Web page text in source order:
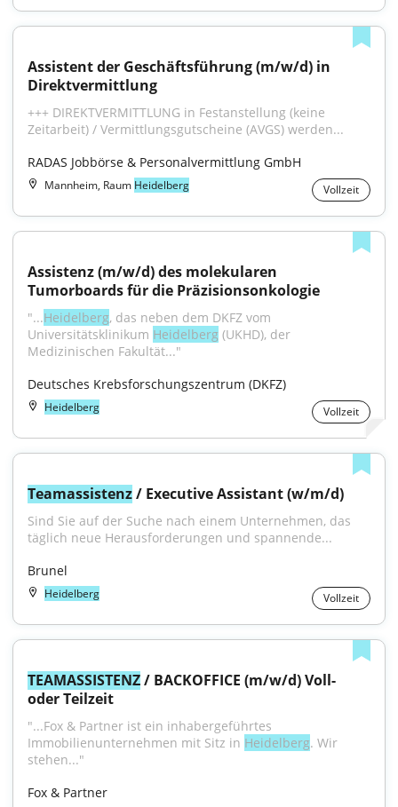
Assistent der Geschäftsführung (m/w/d) in
Direktvermittlung
+++ DIREKTVERMITTLUNG in Festanstellung (keine
Zeitarbeit) / Vermittlungsgutscheine (AVGS) werden...
RADAS Jobbörse & Personalvermittlung GmbH
Mannheim, Raum Heidelberg Vollzeit
Assistenz (m/w/d) des molekularen
Tumorboards für die Präzisionsonkologie
"...Heidelberg, das neben dem DKFZ vom
Universitätsklinikum Heidelberg (UKHD), der
Medizinischen Fakultät..."
Deutsches Krebsforschungszentrum (DKFZ)
Heidelberg Vollzeit
Teamassistenz / Executive Assistant (w/m/d)
Sind Sie auf der Suche nach einem Unternehmen, das
täglich neue Herausforderungen und spannende...
Brunel
Heidelberg Vollzeit
TEAMASSISTENZ / BACKOFFICE (m/w/d) Voll-
oder Teilzeit
"...Fox & Partner ist ein inhabergeführtes
Immobilienunternehmen mit Sitz in Heidelberg. Wir
stehen..."
Fox & Partner